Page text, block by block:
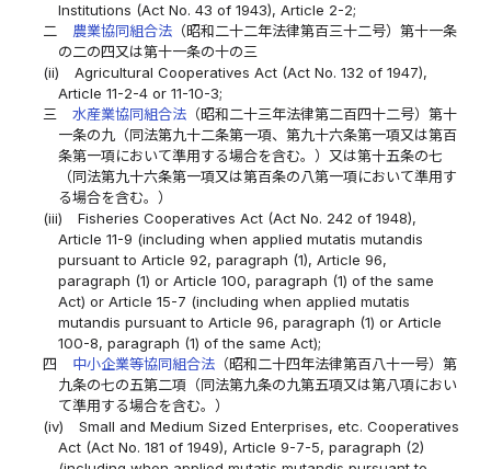
Institutions (Act No. 43 of 1943), Article 2-2;
二
農業協同組合法（昭和二十二年法律第百三十二号）第十一条
の二の四又は第十一条の十の三
(ii)
Agricultural Cooperatives Act (Act No. 132 of 1947),
Article 11-2-4 or 11-10-3;
三
水産業協同組合法（昭和二十三年法律第二百四十二号）第十
一条の九（同法第九十二条第一項、第九十六条第一項又は第百
条第一項において準用する場合を含む。）又は第十五条の七
（同法第九十六条第一項又は第百条の八第一項において準用す
る場合を含む。）
(iii)
Fisheries Cooperatives Act (Act No. 242 of 1948),
Article 11-9 (including when applied mutatis mutandis
pursuant to Article 92, paragraph (1), Article 96,
paragraph (1) or Article 100, paragraph (1) of the same
Act) or Article 15-7 (including when applied mutatis
mutandis pursuant to Article 96, paragraph (1) or Article
100-8, paragraph (1) of the same Act);
四
中小企業等協同組合法（昭和二十四年法律第百八十一号）第
九条の七の五第二項（同法第九条の九第五項又は第八項におい
て準用する場合を含む。）
(iv)
Small and Medium Sized Enterprises, etc. Cooperatives
Act (Act No. 181 of 1949), Article 9-7-5, paragraph (2)